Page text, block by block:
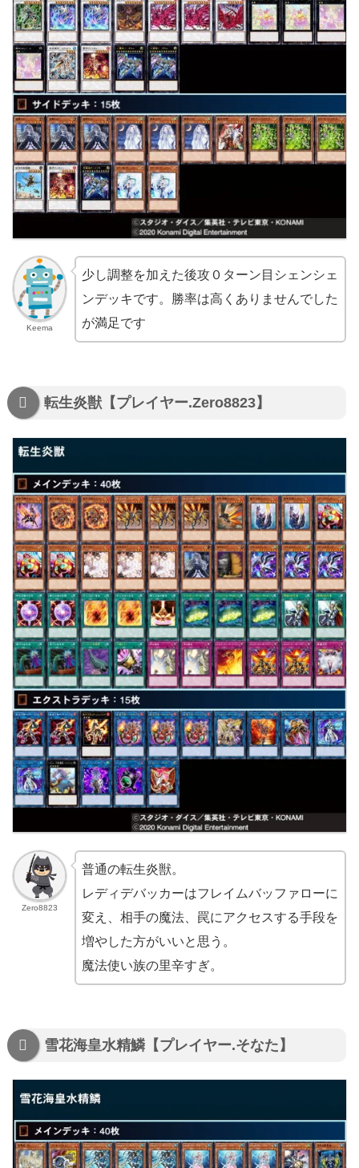
Keema
少し調整を加えた後攻０ターン目シェンシェ
ンデッキです。勝率は高くありませんでした
が満足です
転生炎獣【プレイヤー.Zero8823】
Zero8823
普通の転生炎獣。
レディデバッカーはフレイムバッファローに
変え、相手の魔法、罠にアクセスする手段を
増やした方がいいと思う。
魔法使い族の里辛すぎ。
雪花海皇水精鱗【プレイヤー.そなた】